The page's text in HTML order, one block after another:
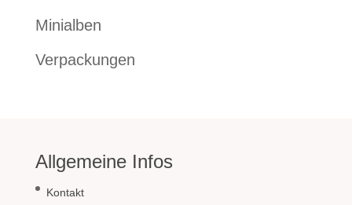
Minialben
Verpackungen
Allgemeine Infos
Kontakt